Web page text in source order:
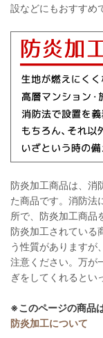
設などにもおすすめ
防炎加工商品は、消
た商品です。消防法
所で、防炎加工商品
防炎加工されている
う性質がありますが
注意ください。万が
ぎをしてくれるとい
※このページの商品
防炎加工について